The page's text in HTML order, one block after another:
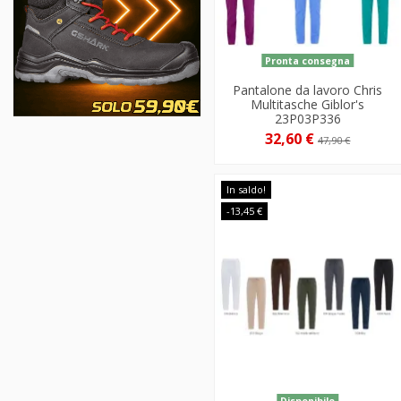
Pronta consegna
Pantalone da lavoro Chris
Multitasche Giblor's
23P03P336
32,60 €47,90 €
In saldo!
-13,45 €